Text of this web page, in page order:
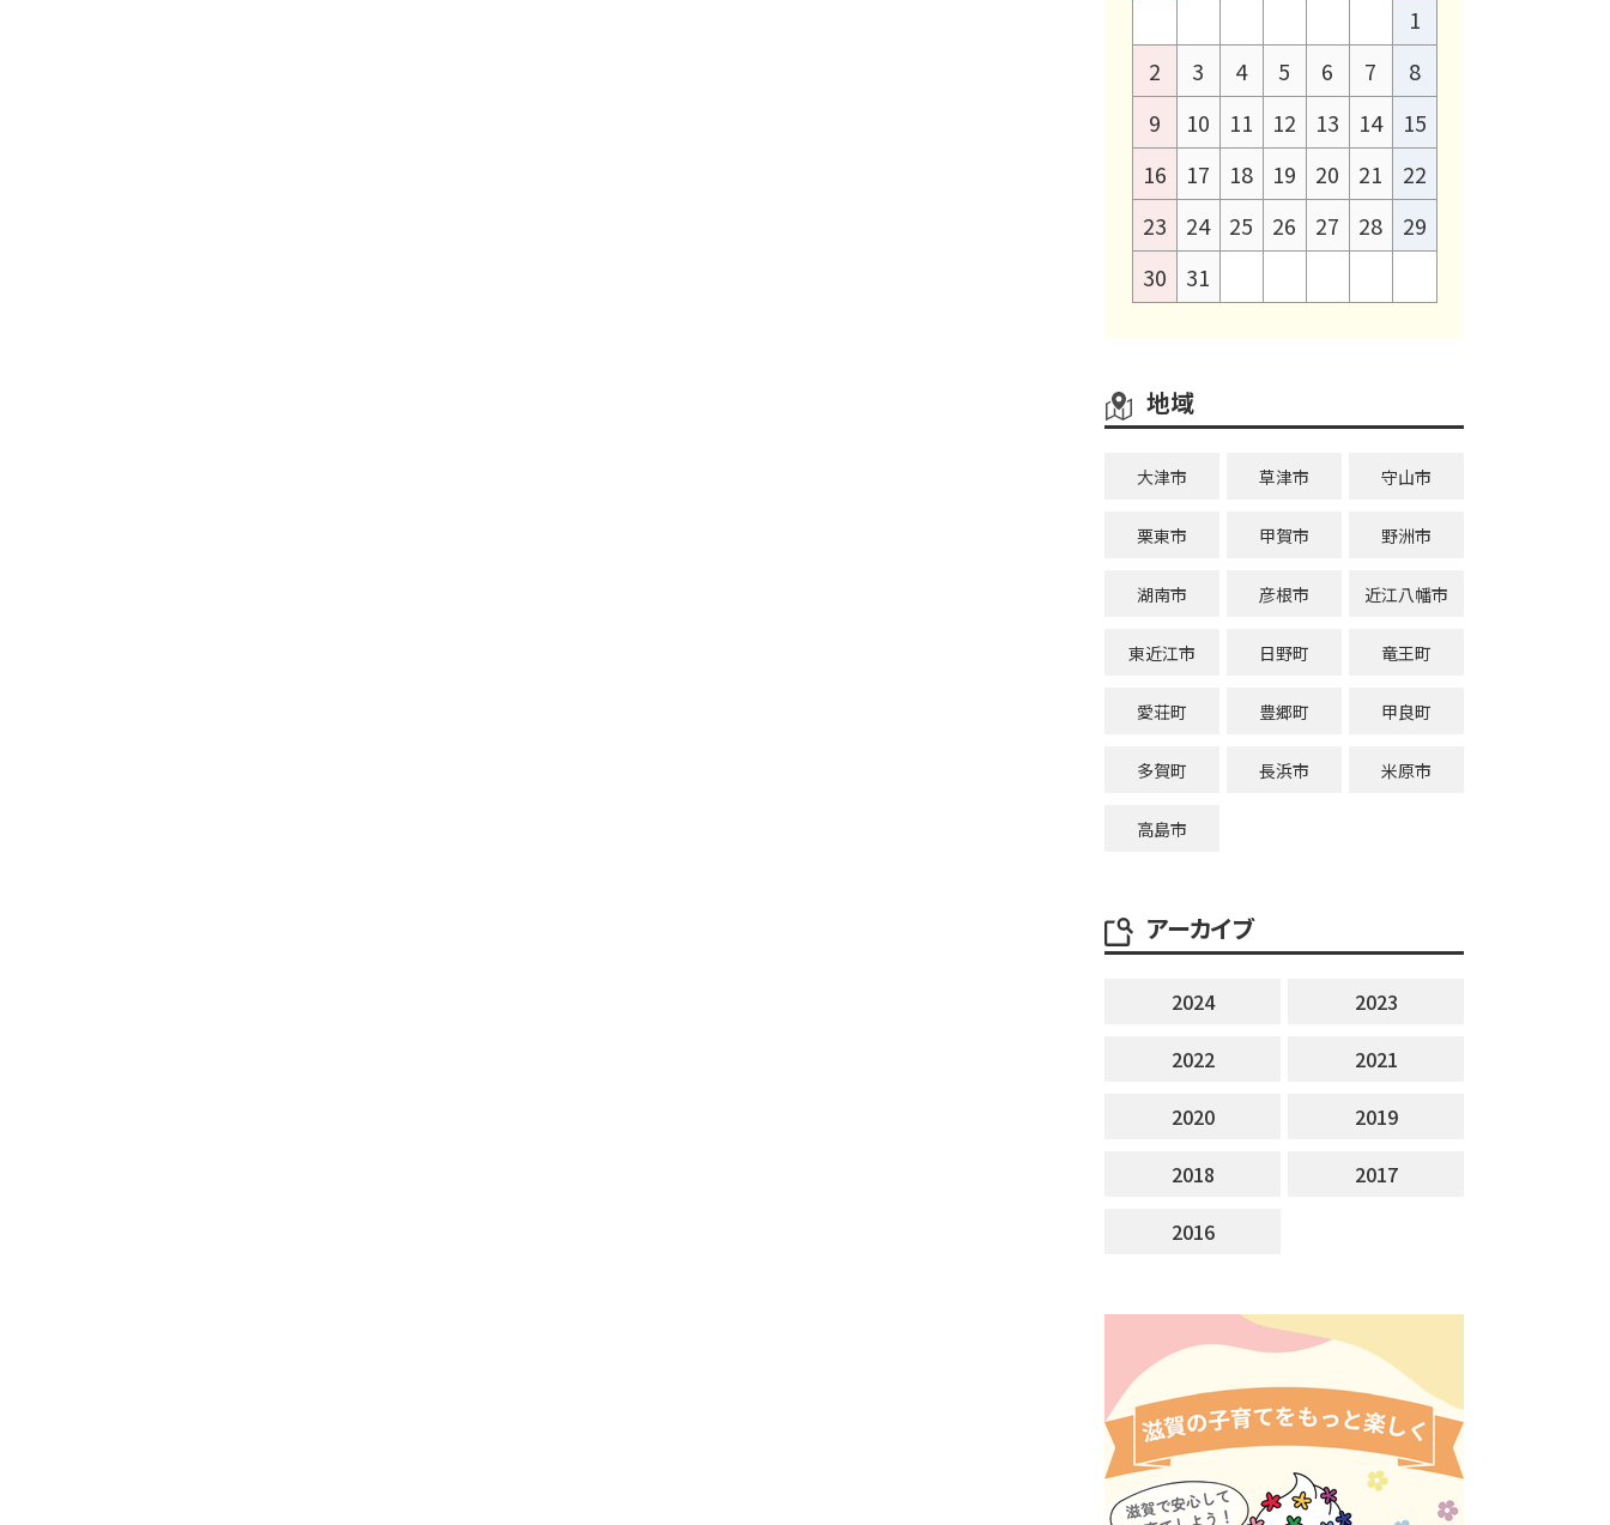
1
2
3 4 5 6 7
8
9
10 11 12 13 14
15
16
17 18 19 20 21
22
23
24 25 26 27 28
29
30
31
地域
大津市 草津市 守山市
栗東市 甲賀市 野洲市
湖南市 彦根市 近江八幡市
東近江市 日野町 竜王町
愛荘町 豊郷町 甲良町
多賀町 長浜市 米原市
高島市
アーカイブ
2024
2023
2022
2021
2020
2019
2018
2017
2016